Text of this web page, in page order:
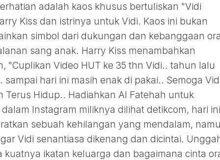
adalah kaos khusus bertuliskan "Vidi
Kiss dan istrinya untuk Vidi. Kaos ini bukan
simbol dari dukungan dan kebanggaan
sang anak. Harry Kiss menambahkan
"Cuplikan Video HUT ke 35 thn Vidi.. tahun lalu
sampai hari ini masih enak di pakai.. Semoga
Terus Hidup.. Hadiahkan Al Fatehah untuk
Instagram miliknya dilihat detikcom, hari
sebuah kehilangan yang mendalam,
Vidi senantiasa dikenang dan dicintai.
ikatan keluarga dan bagaimana cinta